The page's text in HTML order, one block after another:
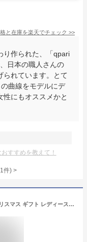
と在庫を楽天でチェック >>
り作られた、「qpari
日本の職人さんの
られています。とて
曲線をモデルにデ
にもオススメかと
すすめを教えて！
1件) >
2連 イヤーカフ RE0001 mu-ra ムーラ クリスマス ギフト レディース 大ぶり 20代 30代 40代 50代 60代 かっこいい おしゃれ かわいい シルバー925 シンプル 耳が痛くなりにくい 落ちにくい 外れにくい 右耳 左耳 両耳 普段使い 大人 女性 記念日 贈り物 ホワイトデー